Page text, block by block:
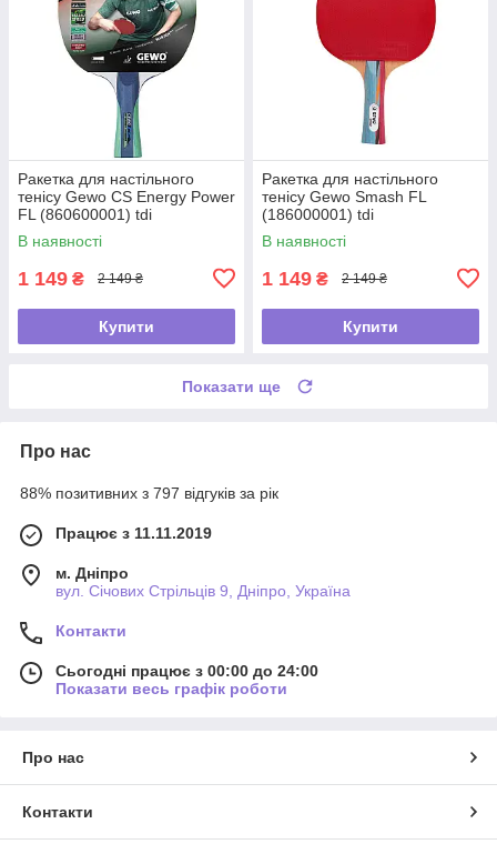
Ракетка для настільного
тенісу Gewo CS Energy Power
FL (860600001) tdi
В наявності
1 149 ₴ 2 149 ₴
Купити
Ракетка для настільного
тенісу Gewo Smash FL
(186000001) tdi
В наявності
1 149 ₴ 2 149 ₴
Купити
Показати ще
Про нас
88% позитивних з 797 відгуків за рік
Працює з 11.11.2019
м. Дніпро
вул. Січових Стрільців 9, Дніпро, Україна
Контакти
Сьогодні працює з 00:00 до 24:00
Показати весь графік роботи
Про нас
Контакти